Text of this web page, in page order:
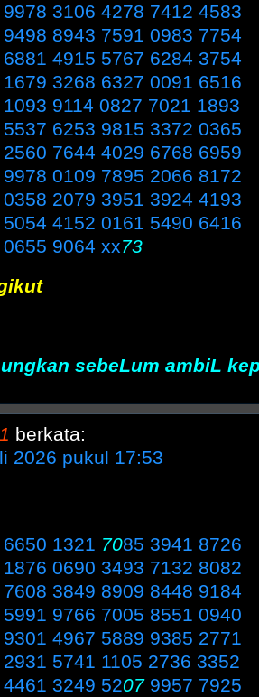
3106 4278 7412 4583
8943 7591 0983 7754
4915 5767 6284 3754
3268 6327 0091 6516
9114 0827 7021 1893
6253 9815 3372 0365
7644 4029 6768 6959
0109 7895 2066 8172
2079 3951 3924 4193
4152 0161 5490 6416
9064 xx73
sebeLum ambiL
berkata:
2026 pukul 17:53
1321 7085 3941 8726
0690 3493 7132 8082
3849 8909 8448 9184
9766 7005 8551 0940
4967 5889 9385 2771
5741 1105 2736 3352
3249 52079957 7925